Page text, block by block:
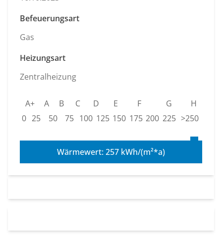
Befeuerungsart
Gas
Heizungsart
Zentralheizung
A+ A B C D E F G
H
0 25 50 75 100 125 150 175 200 225 >250
Wärmewert: 257 kWh/(m²*a)